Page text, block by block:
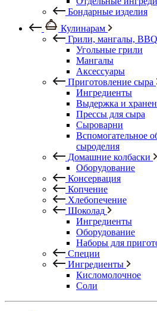
Бондарные изделия
Кулинарам
Грили, мангалы, BBQ
Угольные грили
Мангалы
Аксессуары
Приготовление сыра
Ингредиенты
Выдержка и
Прессы для сыра
Сыроварни
Вспомогательное
сыроделия
Домашние колбаски
Оборудование
Консервация
Копчение
Хлебопечение
Шоколад
Ингредиенты
Оборудование
Наборы для
Специи
Ингредиенты
Кисломолочное
Соли